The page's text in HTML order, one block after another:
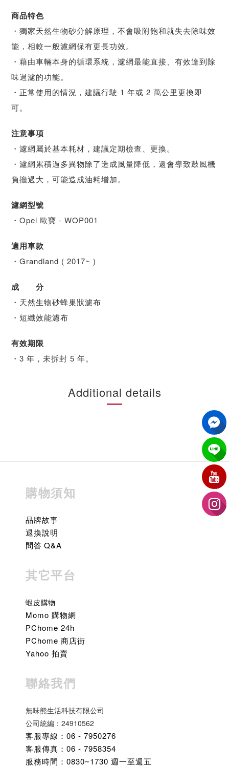
商品特色
・獨家天然生物砂分解原理，不會吸附飽和就失去除味效
能，相較一般濾網保有更長功效。
・藉由車輛本身的循環系統，濾網最能直接、有效達到除
味過濾的功能。
・正常使用的情況，建議行駛 1 年或 2 萬公里更換即
可。
注意事項
・濾網屬於基本耗材，建議定期檢查、更換。
・濾網累積過多異物除了造成風量降低，還會導致鼓風機
負擔過大，可能造成油耗增加。
濾網型號
・Opel 歐寶 - WOP001
適用車款
・Grandland ( 2017~ )
成 分
・天然生物砂蜂巢狀濾布
・短纖效能濾布
有效期限
・3 年，未拆封 5 年。
Additional details
購物須知
品牌故事
退換說明
問答 Q&A
其它平台
蝦皮購物
Momo 購物網
PChome 24h
PChome 商店街
Yahoo 拍賣
聯絡我們
無味熊生活科技有限公司
公司統編：24910562
客服專線：06 - 7950276
客服傳真：06 - 7958354
服務時間：0830~1730 週一至週五